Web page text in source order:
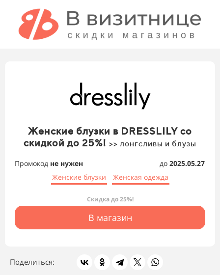
Женские блузки в DRESSLILY со
скидкой до 25%! >> лонгсливы и блузы
Промокод не нужен до 2025.05.27
Женские блузки
Женская одежда
Скидка до 25%!
В магазин
Поделиться: